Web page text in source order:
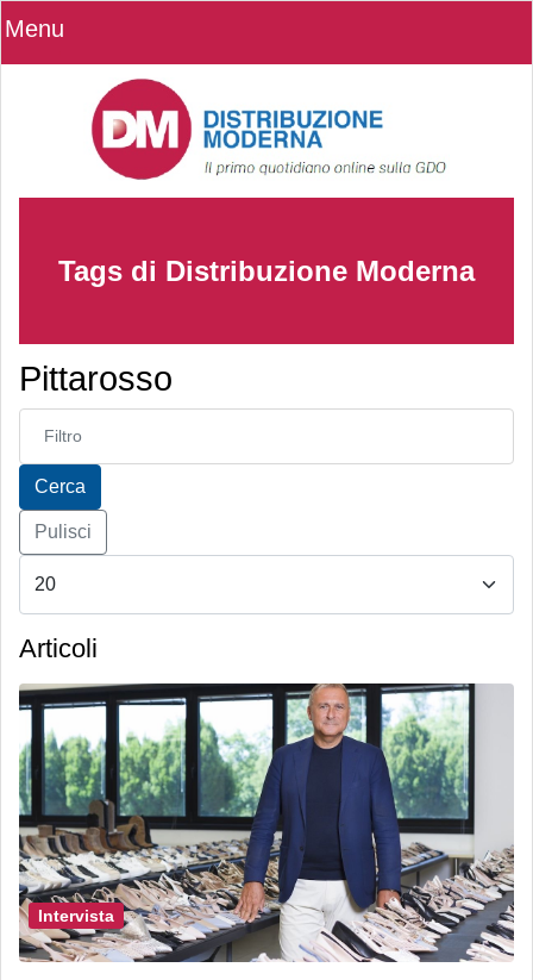
Menu
Tags di Distribuzione Moderna
Pittarosso
Inserisci parte del titolo
Cerca
Pulisci
Articoli
Intervista